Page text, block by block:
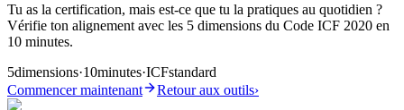
Tu as la certification, mais est-ce que tu la pratiques au quotidien ?
Vérifie ton alignement avec les 5 dimensions du Code ICF 2020 en
10 minutes.
5dimensions·10minutes·ICFstandard
Commencer maintenant
Retour aux outils›